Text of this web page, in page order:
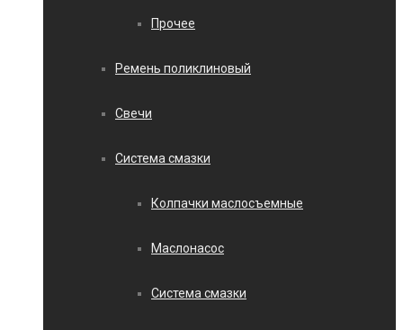
Прочее
Ремень поликлиновый
Свечи
Система смазки
Колпачки маслосъемные
Маслонасос
Система смазки